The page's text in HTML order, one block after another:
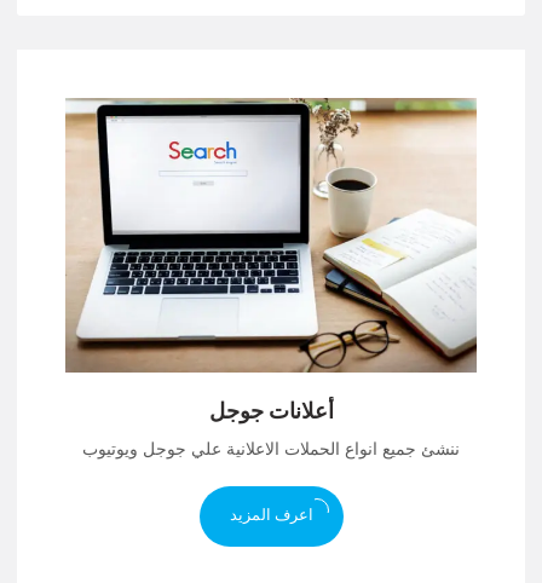
أعلانات جوجل
ننشئ جميع انواع الحملات الاعلانية علي جوجل ويوتيوب
اعرف المزيد